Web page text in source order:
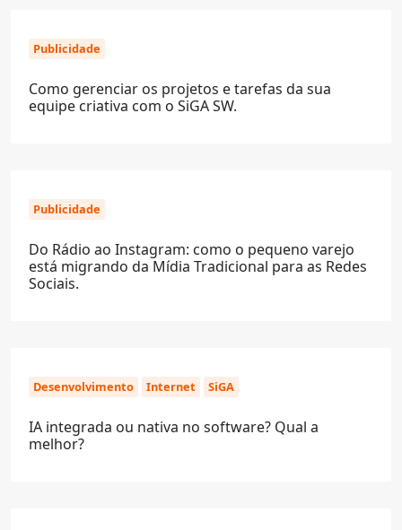
Publicidade
Como gerenciar os projetos e tarefas da sua
equipe criativa com o SiGA SW.
Publicidade
Do Rádio ao Instagram: como o pequeno varejo
está migrando da Mídia Tradicional para as Redes
Sociais.
Desenvolvimento Internet SiGA
IA integrada ou nativa no software? Qual a
melhor?